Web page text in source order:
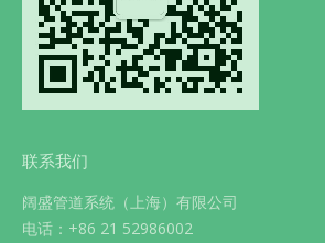
联系我们
阔盛管道系统（上海）有限公司
电话：+86 21 52986002